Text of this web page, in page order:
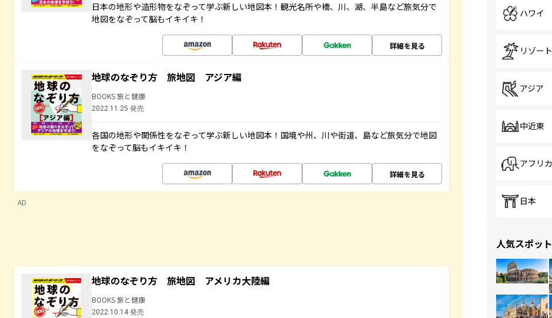
日本の地形や造形物をなぞって学ぶ新しい地図本！観光名所や橋、川、湖、半島など旅気分で
地図をなぞって脳もイキイキ！
詳細を見る
地球のなぞり方 旅地図 アジア編
BOOKS 旅と健康
2022.11.25 発売
各国の地形や関係性をなぞって学ぶ新しい地図本！国境や州、川や街道、島など旅気分で地図
をなぞって脳もイキイキ！
詳細を見る
AD
地球のなぞり方 旅地図 アメリカ大陸編
BOOKS 旅と健康
2022.10.14 発売
ハワイ
リゾート
アジア
中近東
アフリカ
日本
人気スポット